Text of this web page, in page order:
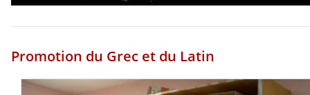
Promotion du Grec et du Latin